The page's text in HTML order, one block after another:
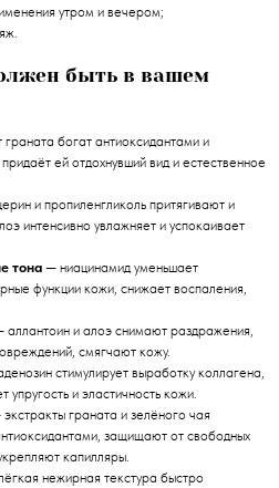
утром и вечером;
быть в вашем
граната богат антиоксидантами и
ей отдохнувший вид и естественное
и пропиленгликоль притягивают и
интенсивно увлажняет и успокаивает
тона — ниацинамид уменьшает
функции кожи, снижает воспаления,
аллантоин и алоэ снимают раздражения,
смягчают кожу.
стимулирует выработку коллагена,
и эластичность кожи.
граната и зелёного чая
защищают от свободных
капилляры.
нежирная текстура быстро